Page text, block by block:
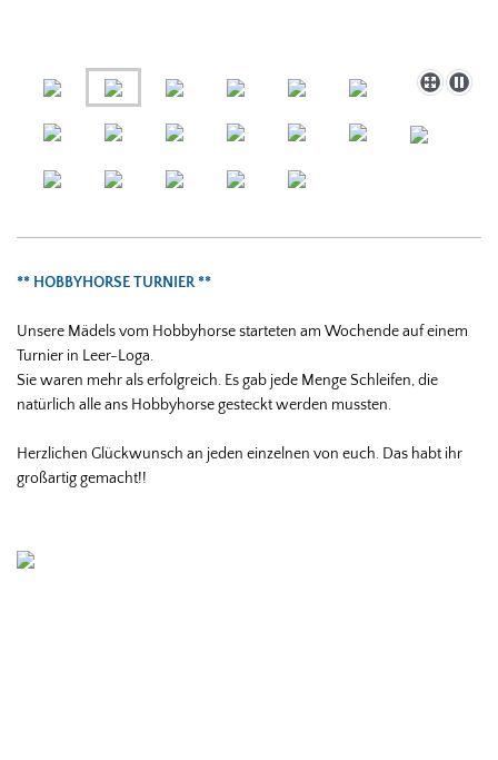
** HOBBYHORSE TURNIER **
Unsere Mädels vom Hobbyhorse starteten am Wochende auf einem
Turnier in Leer-Loga.
Sie waren mehr als erfolgreich. Es gab jede Menge Schleifen, die
natürlich alle ans Hobbyhorse gesteckt werden mussten.
Herzlichen Glückwunsch an jeden einzelnen von euch. Das habt ihr
großartig gemacht!!